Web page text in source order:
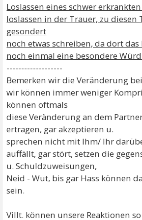
Loslassen eines schwer
loslassen in der Trauer, zu diesen
gesondert
noch etwas schreiben, da dort
noch einmal eine besondere
-------------------
Bemerken wir die Veränderung
wir können immer weniger
können oftmals
diese Veränderung an dem
ertragen, gar akzeptieren u.
sprechen nicht mit Ihm/ Ihr
auffällt, gar stört, setzen die
u. Schuldzuweisungen,
Neid - Wut, bis gar Hass können
sein.
Villt. können unsere Reaktionen